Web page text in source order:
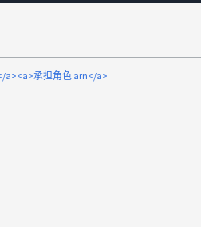
a><a>承担角色 arn</a>